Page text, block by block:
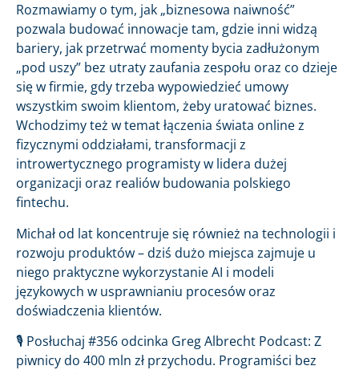
Rozmawiamy o tym, jak „biznesowa naiwność”
pozwala budować innowacje tam, gdzie inni widzą
bariery, jak przetrwać momenty bycia zadłużonym
„pod uszy” bez utraty zaufania zespołu oraz co dzieje
się w firmie, gdy trzeba wypowiedzieć umowy
wszystkim swoim klientom, żeby uratować biznes.
Wchodzimy też w temat łączenia świata online z
fizycznymi oddziałami, transformacji z
introwertycznego programisty w lidera dużej
organizacji oraz realiów budowania polskiego
fintechu.
Michał od lat koncentruje się również na technologii i
rozwoju produktów – dziś dużo miejsca zajmuje u
niego praktyczne wykorzystanie AI i modeli
językowych w usprawnianiu procesów oraz
doświadczenia klientów.
🎙️ Posłuchaj #356 odcinka Greg Albrecht Podcast: Z
piwnicy do 400 mln zł przychodu. Programiści bez